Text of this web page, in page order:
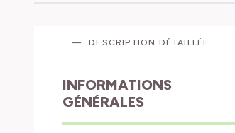
DESCRIPTION DÉTAILLÉE
INFORMATIONS
GÉNÉRALES